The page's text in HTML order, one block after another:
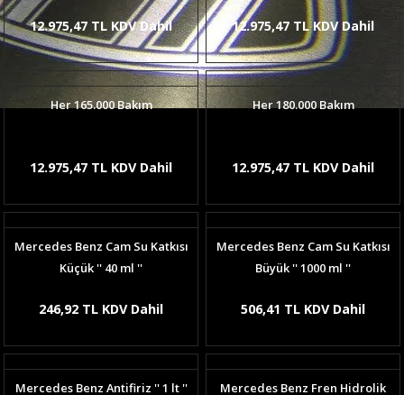
12.975,47 TL KDV Dahil 12.975,47 TL KDV Dahil
Her 165.000 Bakım
12.975,47 TL KDV Dahil
Her 180.000 Bakım
12.975,47 TL KDV Dahil
Mercedes Benz Cam Su Katkısı
Küçük '' 40 ml ''
246,92 TL KDV Dahil
Mercedes Benz Cam Su Katkısı
Büyük '' 1000 ml ''
506,41 TL KDV Dahil
Mercedes Benz Antifiriz '' 1 lt ''
Mercedes Benz Fren Hidrolik